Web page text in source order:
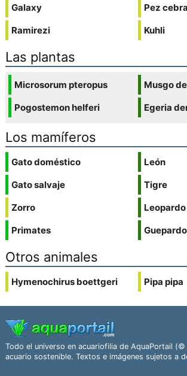
Galaxy
Ramirezi
Pez cebra
Kuhli
Las plantas
Microsorum pteropus
Pogostemon helferi
Musgo
Egeria
Los mamíferos
Gato doméstico
Gato salvaje
Zorro
Primates
León
Tigre
Leopardo
Guepardo
Otros animales
Hymenochirus boettgeri Pipa pipa
Todo el universo en acuariofilia de AquaPortail
acuario sostenible. Textos e imágenes sujetos a